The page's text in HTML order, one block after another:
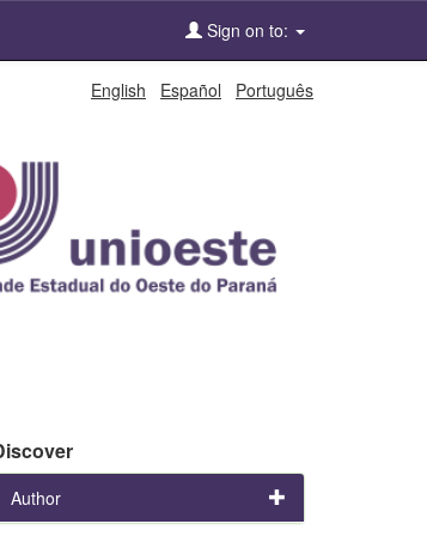
Sign on to:
English Español Português
Author